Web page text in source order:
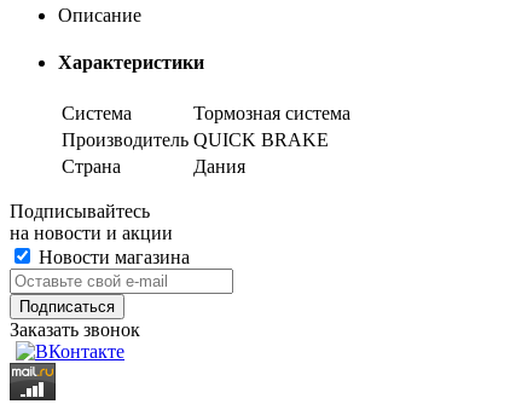
Описание
Характеристики
Система
Тормозная система
Производитель QUICK BRAKE
Страна
Дания
Подписывайтесь
на новости и акции
Новости магазина
Заказать звонок